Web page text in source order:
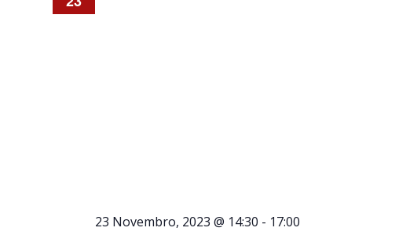
23 Novembro, 2023 @ 14:30 - 17:00